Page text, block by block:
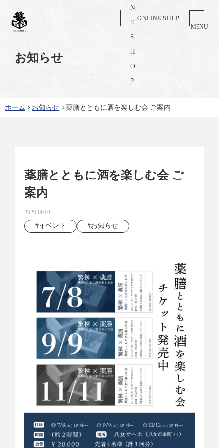
ONLINE SHOP
MENU
お知らせ
ホーム お知らせ 薬膳とともに酒を楽しむ会 ご案内
薬膳とともに酒を楽しむ会 ご
案内
2026.06.01
#イベント #お知らせ